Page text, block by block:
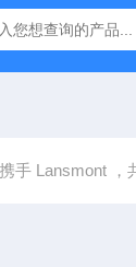
美国Team
手 Lansmont ，